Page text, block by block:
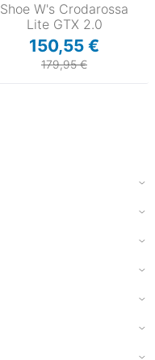
Shoe W's Crodarossa
Lite GTX 2.0
150,55 €
179,95 €